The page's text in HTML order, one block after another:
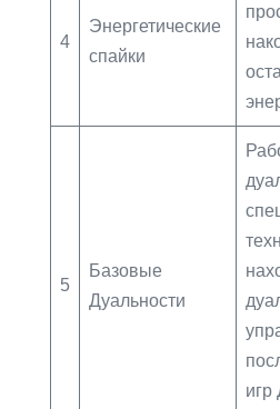
4
Энергетические
спайки
5
Базовые
Дуальности
игр